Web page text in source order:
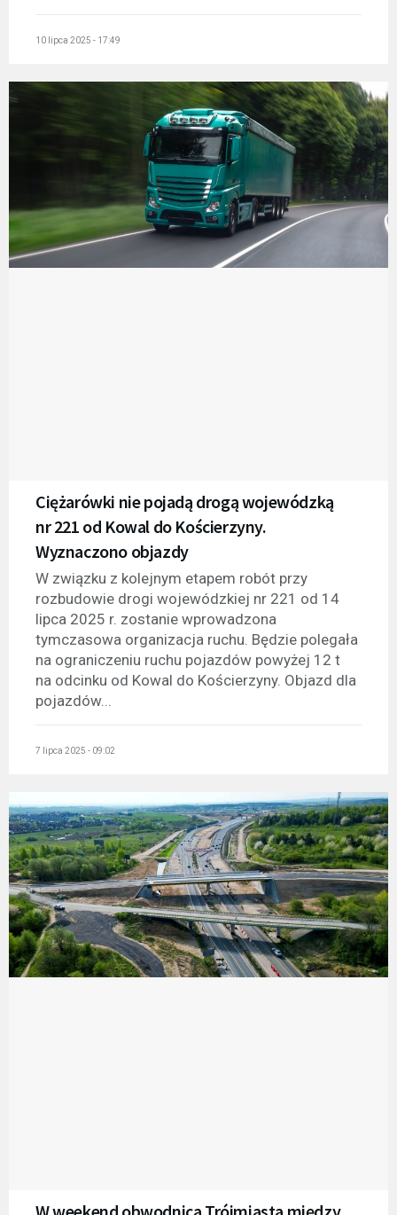
10 lipca 2025 - 17:49
Ciężarówki nie pojadą drogą wojewódzką
nr 221 od Kowal do Kościerzyny.
Wyznaczono objazdy
W związku z kolejnym etapem robót przy
rozbudowie drogi wojewódzkiej nr 221 od 14
lipca 2025 r. zostanie wprowadzona
tymczasowa organizacja ruchu. Będzie polegała
na ograniczeniu ruchu pojazdów powyżej 12 t
na odcinku od Kowal do Kościerzyny. Objazd dla
pojazdów...
7 lipca 2025 - 09:02